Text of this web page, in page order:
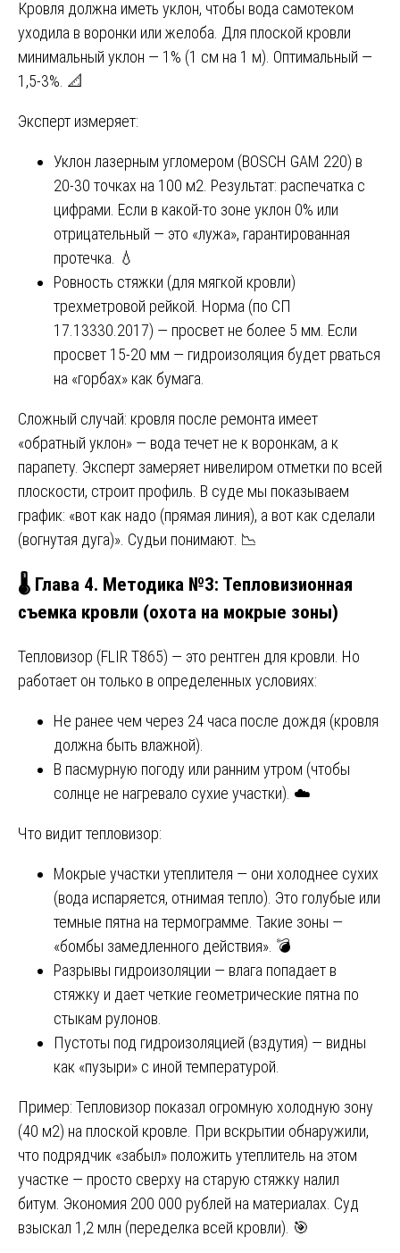
Кровля должна иметь уклон, чтобы вода самотеком
уходила в воронки или желоба. Для плоской кровли
минимальный уклон — 1% (1 см на 1 м). Оптимальный —
1,5-3%. 📐
Эксперт измеряет:
Уклон лазерным угломером (BOSCH GAM 220) в
20-30 точках на 100 м2. Результат: распечатка с
цифрами. Если в какой-то зоне уклон 0% или
отрицательный — это «лужа», гарантированная
протечка. 💧
Ровность стяжки (для мягкой кровли)
трехметровой рейкой. Норма (по СП
17.13330.2017) — просвет не более 5 мм. Если
просвет 15-20 мм — гидроизоляция будет рваться
на «горбах» как бумага.
Сложный случай: кровля после ремонта имеет
«обратный уклон» — вода течет не к воронкам, а к
парапету. Эксперт замеряет нивелиром отметки по всей
плоскости, строит профиль. В суде мы показываем
график: «вот как надо (прямая линия), а вот как сделали
(вогнутая дуга)». Судьи понимают. 📉
🌡️ Глава 4. Методика №3: Тепловизионная
съемка кровли (охота на мокрые зоны)
Тепловизор (FLIR T865) — это рентген для кровли. Но
работает он только в определенных условиях:
Не ранее чем через 24 часа после дождя (кровля
должна быть влажной).
В пасмурную погоду или ранним утром (чтобы
солнце не нагревало сухие участки). ☁️
Что видит тепловизор:
Мокрые участки утеплителя — они холоднее сухих
(вода испаряется, отнимая тепло). Это голубые или
темные пятна на термограмме. Такие зоны —
«бомбы замедленного действия». 💣
Разрывы гидроизоляции — влага попадает в
стяжку и дает четкие геометрические пятна по
стыкам рулонов.
Пустоты под гидроизоляцией (вздутия) — видны
как «пузыри» с иной температурой.
Пример: Тепловизор показал огромную холодную зону
(40 м2) на плоской кровле. При вскрытии обнаружили,
что подрядчик «забыл» положить утеплитель на этом
участке — просто сверху на старую стяжку налил
битум. Экономия 200 000 рублей на материалах. Суд
взыскал 1,2 млн (переделка всей кровли). 🎯